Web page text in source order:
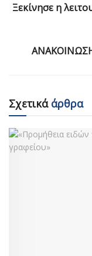
Ξεκίνησε η
Σχετικάάρθρα